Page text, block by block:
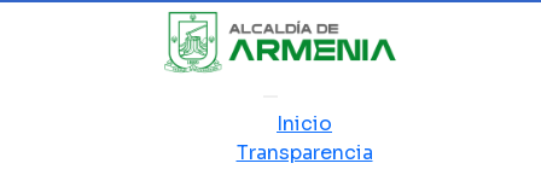
Inicio
Transparencia